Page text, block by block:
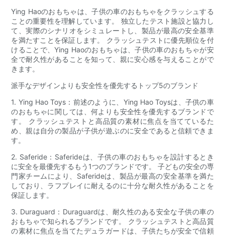
Ying Haoのおもちゃは、子供の車のおもちゃをクラッシュする
ことの重要性を理解しています。 独立したテスト施設と協力し
て、実際のシナリオをシミュレートし、製品が最高の安全基準
を満たすことを保証します。 クラッシュテストに優先順位を付
けることで、Ying Haoのおもちゃは、子供の車のおもちゃが安
全で耐久性があることを知って、親に安心感を与えることがで
きます。
派手なデザインよりも安全性を優先するトップ5のブランド
1. Ying Hao Toys：前述のように、Ying Hao Toysは、子供の車
のおもちゃに関しては、何よりも安全性を優先するブランドで
す。 クラッシュテストと高品質の素材に焦点を当てているた
め、親は自分の製品が子供が遊ぶのに安全であると信頼できま
す。
2. Saferide：Saferideは、子供の車のおもちゃを設計するとき
に安全を最優先するもう1つのブランドです。 子どもの安全の専
門家チームにより、Saferideは、製品が最高の安全基準を満た
しており、ラフプレイに耐えるのに十分な耐久性があることを
保証します。
3. Duraguard：Duraguardは、耐久性のある安全な子供の車の
おもちゃで知られるブランドです。 クラッシュテストと高品質
の素材に焦点を当てたデュラガードは、子供たちが安全で信頼